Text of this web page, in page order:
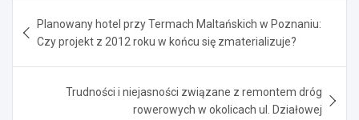
wpisu
Planowany hotel przy Termach Maltańskich w Poznaniu:
Czy projekt z 2012 roku w końcu się zmaterializuje?
Trudności i niejasności związane z remontem dróg
rowerowych w okolicach ul. Działowej